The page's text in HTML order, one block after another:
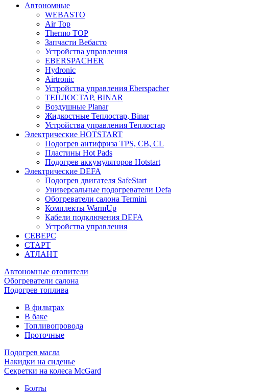
Автономные
WEBASTO
Air Top
Thermo TOP
Запчасти Вебасто
Устройства управления
EBERSPACHER
Hydronic
Airtronic
Устройства управления Eberspacher
ТЕПЛОСТАР, BINAR
Воздушные Planar
Жидкостные Теплостар, Binar
Устройства управления Теплостар
Электрические HOTSTART
Подогрев антифриза TPS, CB, CL
Пластины Hot Pads
Подогрев аккумуляторов Hotstart
Электрические DEFA
Подогрев двигателя SafeStart
Универсальные подогреватели Defa
Обогреватели салона Termini
Комплекты WarmUp
Кабели подключения DEFA
Устройства управления
СЕВЕРС
СТАРТ
АТЛАНТ
Автономные отопители
Обогреватели салона
Подогрев топлива
В фильтрах
В баке
Топливопровода
Проточные
Подогрев масла
Накидки на сиденье
Секретки на колеса McGard
Болты